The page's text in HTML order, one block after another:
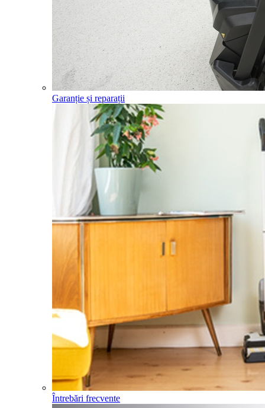
Garanție și reparații
Întrebări frecvente